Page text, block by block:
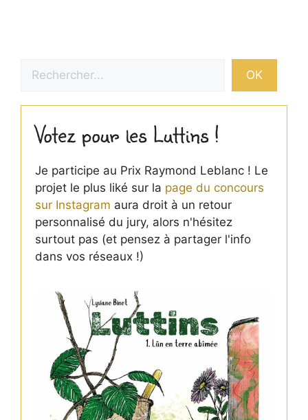
OK
Votez pour les Luttins !
Je participe au Prix Raymond Leblanc ! Le
projet le plus liké sur la page du concours
sur Instagram aura droit à un retour
personnalisé du jury, alors n'hésitez
surtout pas (et pensez à partager l'info
dans vos réseaux !)